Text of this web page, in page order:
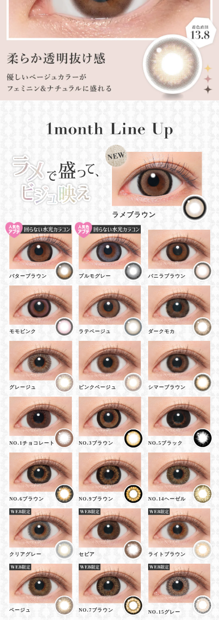
ラメブラウン
バターブラウン プルモグレー バニラブラウン
モモピンク ラテベージュ ダークモカ
グレージュ ピンクベージュ シマーブラウン
NO.1チョコレート NO.3ブラウン NO.5ブラック
NO.6ブラウン NO.9ブラウン NO.14ヘーゼル
クリアグレー セピア ライトブラウン
ベージュ NO.7ブラウン NO.15グレー